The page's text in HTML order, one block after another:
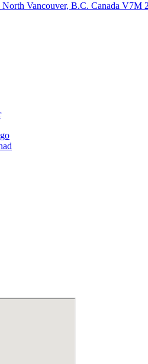
Vancouver, B.C. Canada V7M